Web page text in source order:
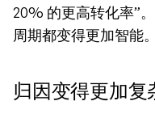
20% 的更高转化率”
周期都变得更加智能。
归因变得更加复